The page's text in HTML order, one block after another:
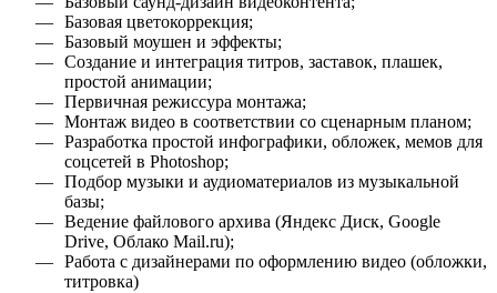
Базовая цветокоррекция;
Базовый моушен и эффекты;
Создание и интеграция титров, заставок, плашек,
простой анимации;
Первичная режиссура монтажа;
Монтаж видео в соответствии со сценарным планом;
Разработка простой инфографики, обложек, мемов для
соцсетей в Photoshop;
Подбор музыки и аудиоматериалов из музыкальной
базы;
Ведение файлового архива (Яндекс Диск, Google
Drive, Облако Mail.ru);
Работа с дизайнерами по оформлению видео (обложки,
титровка)